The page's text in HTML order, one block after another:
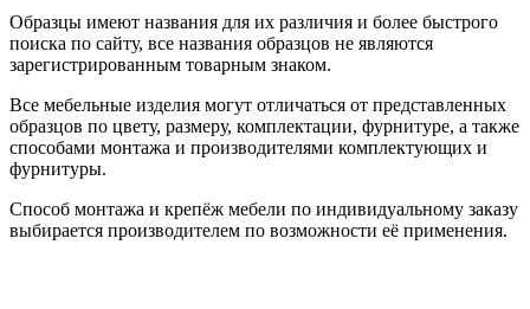
Образцы имеют названия для их различия и более быстрого
поиска по сайту, все названия образцов не являются
зарегистрированным товарным знаком.
Все мебельные изделия могут отличаться от представленных
образцов по цвету, размеру, комплектации, фурнитуре, а также
способами монтажа и производителями комплектующих и
фурнитуры.
Способ монтажа и крепёж мебели по индивидуальному заказу
выбирается производителем по возможности её применения.